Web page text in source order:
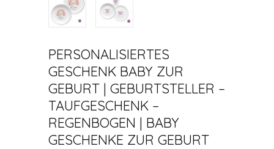
PERSONALISIERTES
GESCHENK BABY ZUR
GEBURT | GEBURTSTELLER –
TAUFGESCHENK –
REGENBOGEN | BABY
GESCHENKE ZUR GEBURT